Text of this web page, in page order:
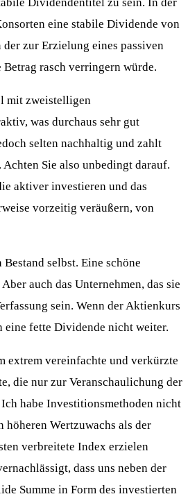
eine stabile Dividende von
der zur Erzielung eines passiven
rasch verringern würde.
mit zweistelligen
was durchaus sehr gut
selten nachhaltig und zahlt
Sie also unbedingt darauf.
aktiver investieren und das
vorzeitig veräußern, von
selbst. Eine schöne
auch das Unternehmen, das sie
sein. Wenn der Aktienkurs
fette Dividende nicht weiter.
extrem vereinfachte und verkürzte
die nur zur Veranschaulichung der
habe Investitionsmethoden nicht
Wertzuwachs als der
verbreitete Index erzielen
dass uns neben der
Summe in Form des investierten